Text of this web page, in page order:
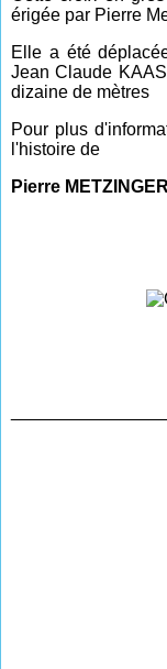
érigée par Pierre
Elle a été
Jean Claude
dizaine de mètres
Pour plus
l'histoire de
Pierre METZINGER